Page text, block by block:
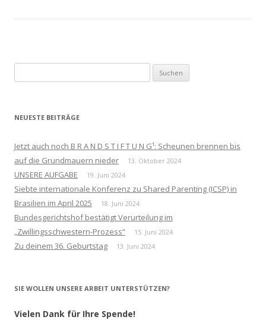
nach:
NEUESTE BEITRÄGE
Jetzt auch noch B R A N D S T I F T U N G¹: Scheunen brennen bis
auf die Grundmauern nieder
13. Oktober 2024
UNSERE AUFGABE 19. Juni 2024
Siebte internationale Konferenz zu Shared Parenting (ICSP) in
Brasilien im April 2025
18. Juni 2024
Bundesgerichtshof bestätigt Verurteilung im
„Zwillingsschwestern-Prozess“
15. Juni 2024
Zu deinem 36. Geburtstag 13. Juni 2024
SIE WOLLEN UNSERE ARBEIT UNTERSTÜTZEN?
Vielen Dank für Ihre Spende!